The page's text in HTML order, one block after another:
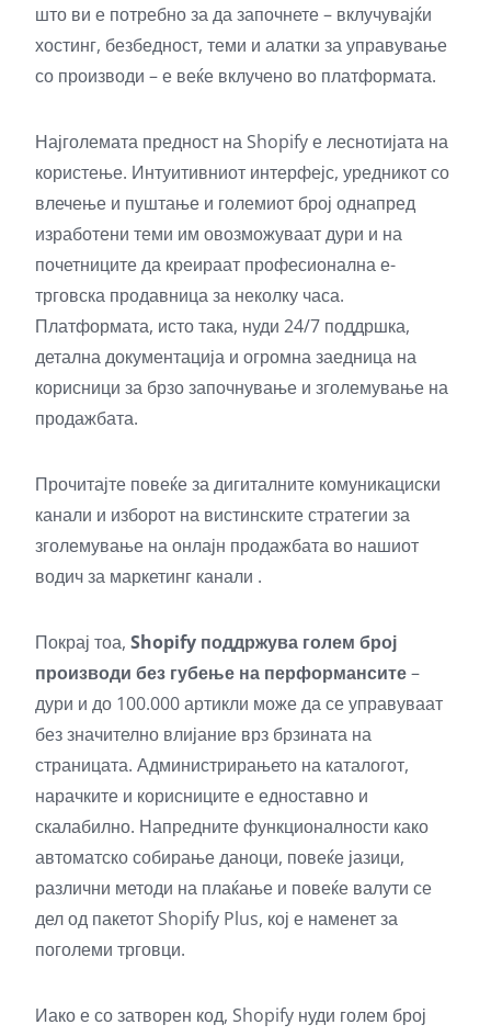
што ви е потребно за да започнете – вклучувајќи
хостинг, безбедност, теми и алатки за управување
со производи – е веќе вклучено во платформата.
Најголемата предност на Shopify е леснотијата на
користење. Интуитивниот интерфејс, уредникот со
влечење и пуштање и големиот број однапред
изработени теми им овозможуваат дури и на
почетниците да креираат професионална е-
трговска продавница за неколку часа.
Платформата, исто така, нуди 24/7 поддршка,
детална документација и огромна заедница на
корисници за брзо започнување и зголемување на
продажбата.
Прочитајте повеќе за дигиталните комуникациски
канали и изборот на вистинските стратегии за
зголемување на онлајн продажбата во нашиот
водич за маркетинг канали .
Покрај тоа, Shopify поддржува голем број
производи без губење на перформансите–
дури и до 100.000 артикли може да се управуваат
без значително влијание врз брзината на
страницата. Администрирањето на каталогот,
нарачките и корисниците е едноставно и
скалабилно. Напредните функционалности како
автоматско собирање даноци, повеќе јазици,
различни методи на плаќање и повеќе валути се
дел од пакетот Shopify Plus, кој е наменет за
поголеми трговци.
Иако е со затворен код, Shopify нуди голем број